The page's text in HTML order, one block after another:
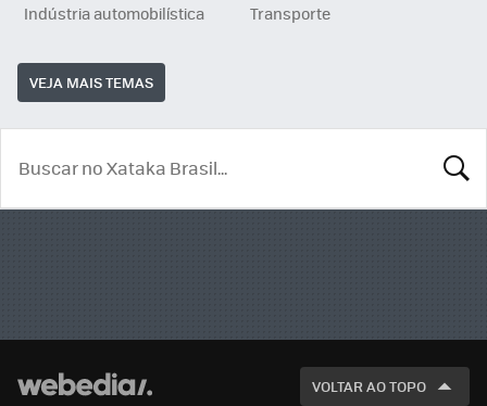
Indústria automobilística
Transporte
VEJA MAIS TEMAS
VOLTAR AO TOPO